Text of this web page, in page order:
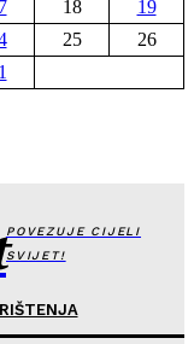
18
19
25
26
POVEZUJE CIJELI
SVIJET!